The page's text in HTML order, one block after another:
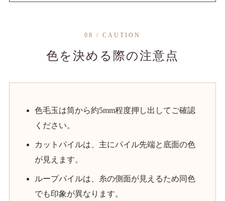
08 / CAUTION
色を決める際の注意点
色毛玉は筒から約5mm程度押し出してご確認
ください。
カットパイルは、主にパイル先端と底面の色
が見えます。
ループパイルは、糸の側面が見えるため同色
でも印象が異なります。